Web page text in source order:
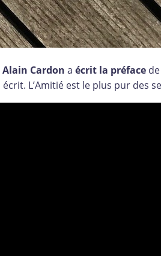
Alain Cardon a écrit la préface
écrit. L’Amitié est le plus pur des